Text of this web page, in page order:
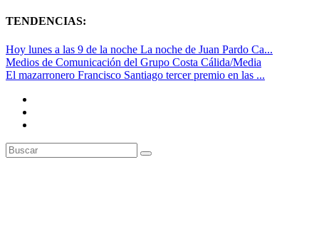
TENDENCIAS:
Hoy lunes a las 9 de la noche La noche de Juan Pardo Ca...
Medios de Comunicación del Grupo Costa Cálida/Media
El mazarronero Francisco Santiago tercer premio en las ...